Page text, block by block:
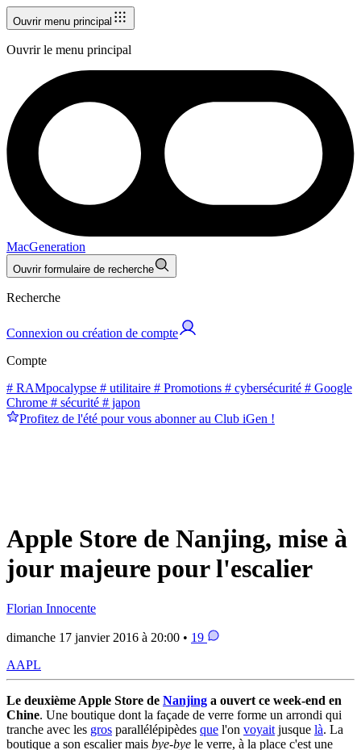
Ouvrir menu principal
Ouvrir le menu principal
MacGeneration
Ouvrir formulaire de recherche
Recherche
Connexion ou création de compte
Compte
# RAMpocalypse # utilitaire # Promotions # cybersécurité # Google
Chrome # sécurité # japon
Profitez de l'été pour vous abonner au Club iGen !
Apple Store de Nanjing, mise à
jour majeure pour l'escalier
Florian Innocente
dimanche 17 janvier 2016 à 20:00 • 19
AAPL
Le deuxième Apple Store de Nanjing a ouvert ce week-end en
Chine. Une boutique dont la façade de verre forme un arrondi qui
tranche avec les gros parallélépipèdes que l'on voyait jusque là. La
boutique a son escalier mais bye-bye le verre, à la place c'est une